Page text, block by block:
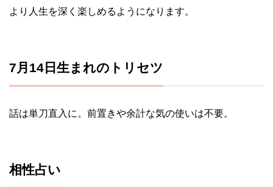
より人生を深く楽しめるようになります。
7月14日生まれのトリセツ
話は単刀直入に。前置きや余計な気の使いは不要。
相性占い